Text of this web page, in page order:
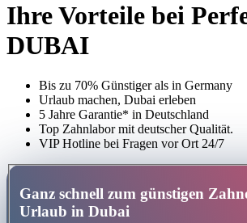
Ihre Vorteile bei
DUBAI
Bis zu 70% Günstiger als in Germany
Urlaub machen, Dubai erleben
5 Jahre Garantie* in Deutschland
Top Zahnlabor mit deutscher Qualität.
VIP Hotline bei Fragen vor Ort 24/7
Ganz schnell zum günstigen
Urlaub in Dubai